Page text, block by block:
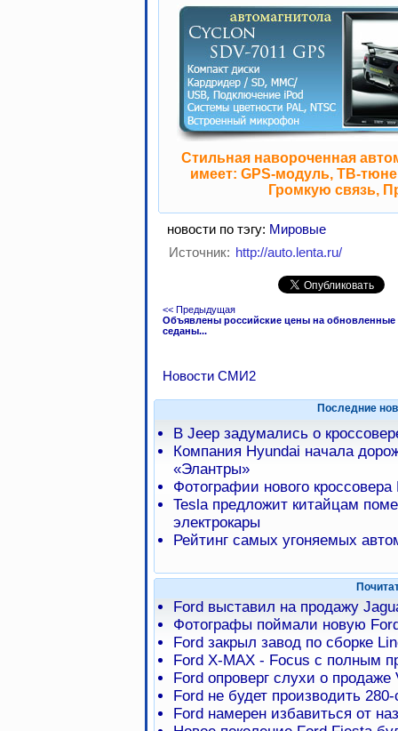
Стильная навороченная
имеет: GPS-модуль, ТВ-
Громкую связь,
новости по тэгу: Мировые
Источник: http://auto.lenta.ru/
<< Предыдущая
Объявлены российские цены на обновленные
седаны...
Новости СМИ2
Последние
В Jeep задумались о
Компания Hyundai начала
«Элантры»
Фотографии нового
Tesla предложит китайцам
электрокары
Рейтинг самых угоняемых
Ford выставил на продажу
Фотографы поймали новую
Ford закрыл завод по сборке
Ford X-MAX - Focus с полным
Ford опроверг слухи о продаже
Ford не будет производить
Ford намерен избавиться от